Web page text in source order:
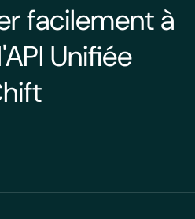
facilement à
Unifiée